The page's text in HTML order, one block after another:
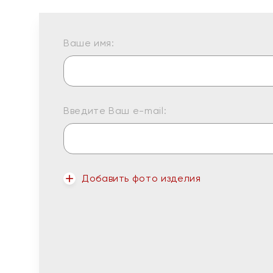
Ваше имя:
Введите Ваш e-mail:
Добавить фото изделия